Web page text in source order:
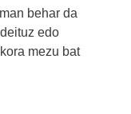
behar da
edo
mezu bat